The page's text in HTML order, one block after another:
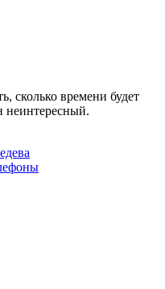
сколько времени будет
неинтересный.